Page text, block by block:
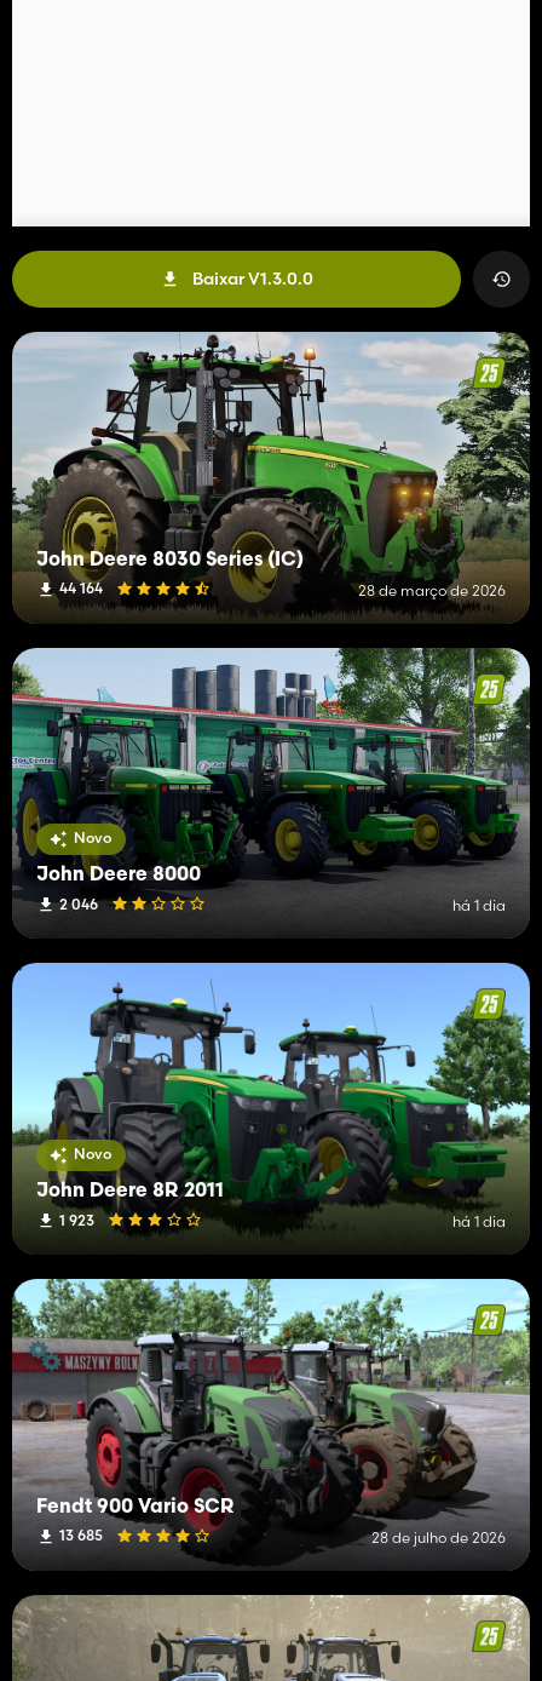
Baixar V1.3.0.0
John Deere 8030 Series (IC)
44 164 28 de março de 2026
Novo
John Deere 8000
2 046 há 1 dia
Novo
John Deere 8R 2011
1 923 há 1 dia
Fendt 900 Vario SCR
13 685 28 de julho de 2026